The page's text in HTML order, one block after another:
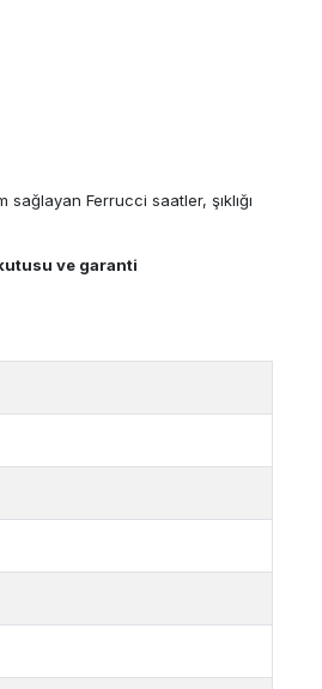
Ferrucci saatler, şıklığı
ve garanti